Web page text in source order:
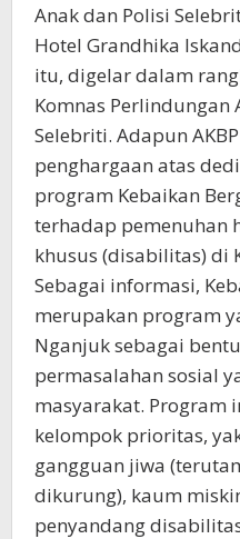
Anak dan Polisi
Hotel Grandhika
itu, digelar dalam
Komnas Perlindungan
Selebriti. Adapun
penghargaan atas
program Kebaikan
terhadap pemenuhan
khusus (disabilitas) di
Sebagai informasi,
merupakan program
Nganjuk sebagai
permasalahan sosial
masyarakat. Program
kelompok prioritas,
gangguan jiwa
dikurung), kaum
penyandang